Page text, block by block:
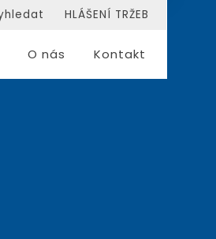
O nás Kontakt
HLÁŠENÍ TRŽEB